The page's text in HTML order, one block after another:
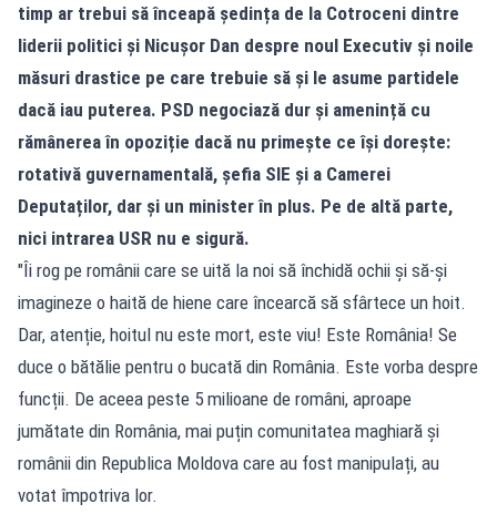
timp ar trebui să înceapă ședința de la Cotroceni dintre
liderii politici și Nicușor Dan despre noul Executiv și noile
măsuri drastice pe care trebuie să și le asume partidele
dacă iau puterea. PSD negociază dur și amenință cu
rămânerea în opoziție dacă nu primește ce își dorește:
rotativă guvernamentală, șefia SIE și a Camerei
Deputaților, dar și un minister în plus. Pe de altă parte,
nici intrarea USR nu e sigură.
"Îi rog pe românii care se uită la noi să închidă ochii și să-și
imagineze o haită de hiene care încearcă să sfârtece un hoit.
Dar, atenție, hoitul nu este mort, este viu! Este România! Se
duce o bătălie pentru o bucată din România. Este vorba despre
funcții. De aceea peste 5 milioane de români, aproape
jumătate din România, mai puțin comunitatea maghiară și
românii din Republica Moldova care au fost manipulați, au
votat împotriva lor.